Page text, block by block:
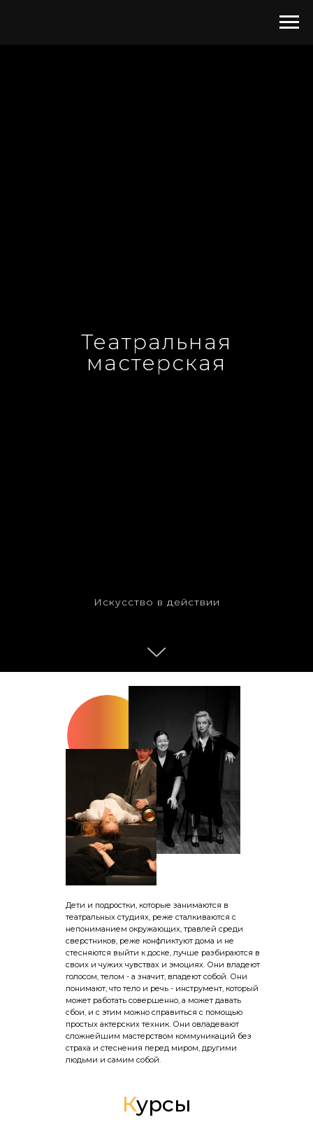
Театральная
мастерская
Искусство в действии
Дети и подростки, которые занимаются в
театральных студиях, реже сталкиваются с
непониманием окружающих, травлей среди
сверстников, реже конфликтуют дома и не
стесняются выйти к доске, лучше разбираются в
своих и чужих чувствах и эмоциях. Они владеют
голосом, телом - а значит, владеют собой. Они
понимают, что тело и речь - инструмент, который
может работать совершенно, а может давать
сбои, и с этим можно справиться с помощью
простых актерских техник. Они овладевают
сложнейшим мастерством коммуникаций без
страха и стеснения перед миром, другими
людьми и самим собой.
Курсы